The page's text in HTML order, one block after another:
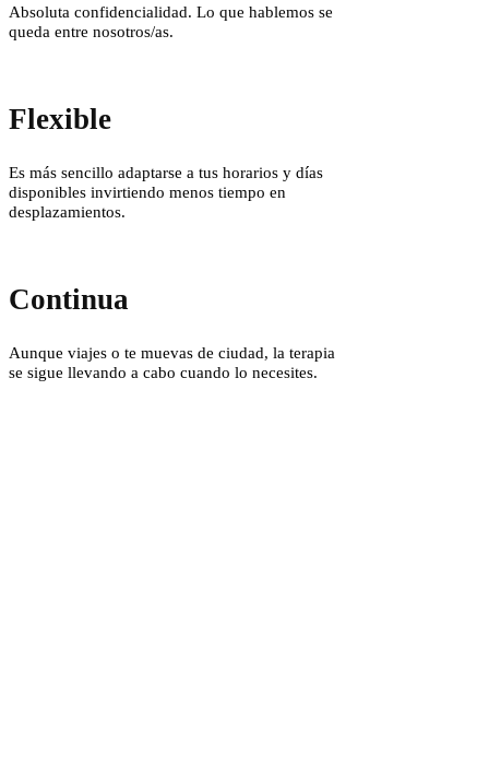
Absoluta confidencialidad. Lo que hablemos se
queda entre nosotros/as.
Flexible
Es más sencillo adaptarse a tus horarios y días
disponibles invirtiendo menos tiempo en
desplazamientos.
Continua
Aunque viajes o te muevas de ciudad, la terapia
se sigue llevando a cabo cuando lo necesites.